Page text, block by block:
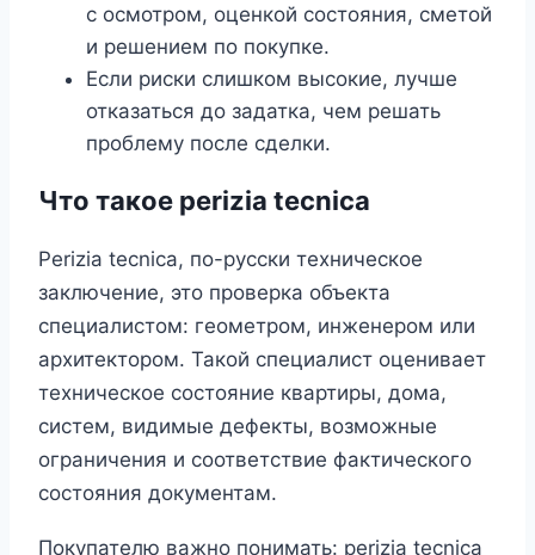
с осмотром, оценкой состояния, сметой
и решением по покупке.
Если риски слишком высокие, лучше
отказаться до задатка, чем решать
проблему после сделки.
Что такое perizia tecnica
Perizia tecnica, по-русски техническое
заключение, это проверка объекта
специалистом: геометром, инженером или
архитектором. Такой специалист оценивает
техническое состояние квартиры, дома,
систем, видимые дефекты, возможные
ограничения и соответствие фактического
состояния документам.
Покупателю важно понимать: perizia tecnica